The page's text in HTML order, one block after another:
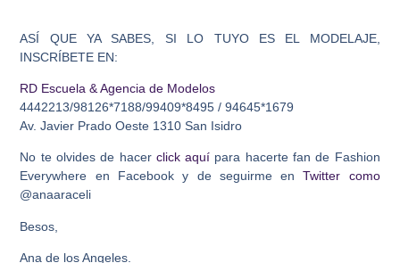
ASÍ QUE YA SABES, SI LO TUYO ES EL MODELAJE,
INSCRÍBETE EN:
RD Escuela & Agencia de Modelos
4442213/98126*7188/99409*8495 / 94645*1679
Av. Javier Prado Oeste 1310 San Isidro
No te olvides de hacer click aquí para hacerte fan de Fashion
Everywhere en Facebook y de seguirme enTwitter como
@anaaraceli
Besos,
Ana de los Angeles.